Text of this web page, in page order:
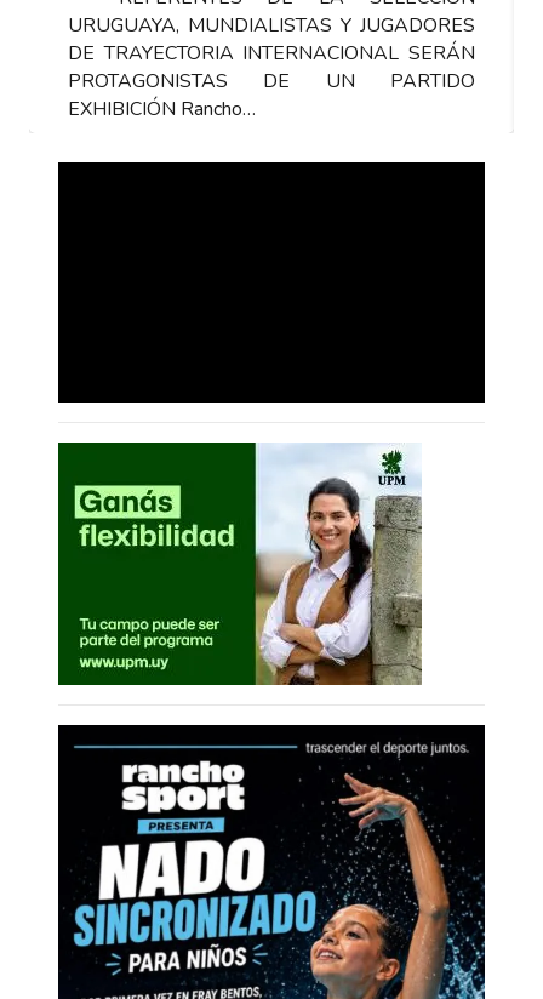
URUGUAYA, MUNDIALISTAS Y JUGADORES
DE TRAYECTORIA INTERNACIONAL SERÁN
PROTAGONISTAS DE UN PARTIDO
EXHIBICIÓN Rancho…